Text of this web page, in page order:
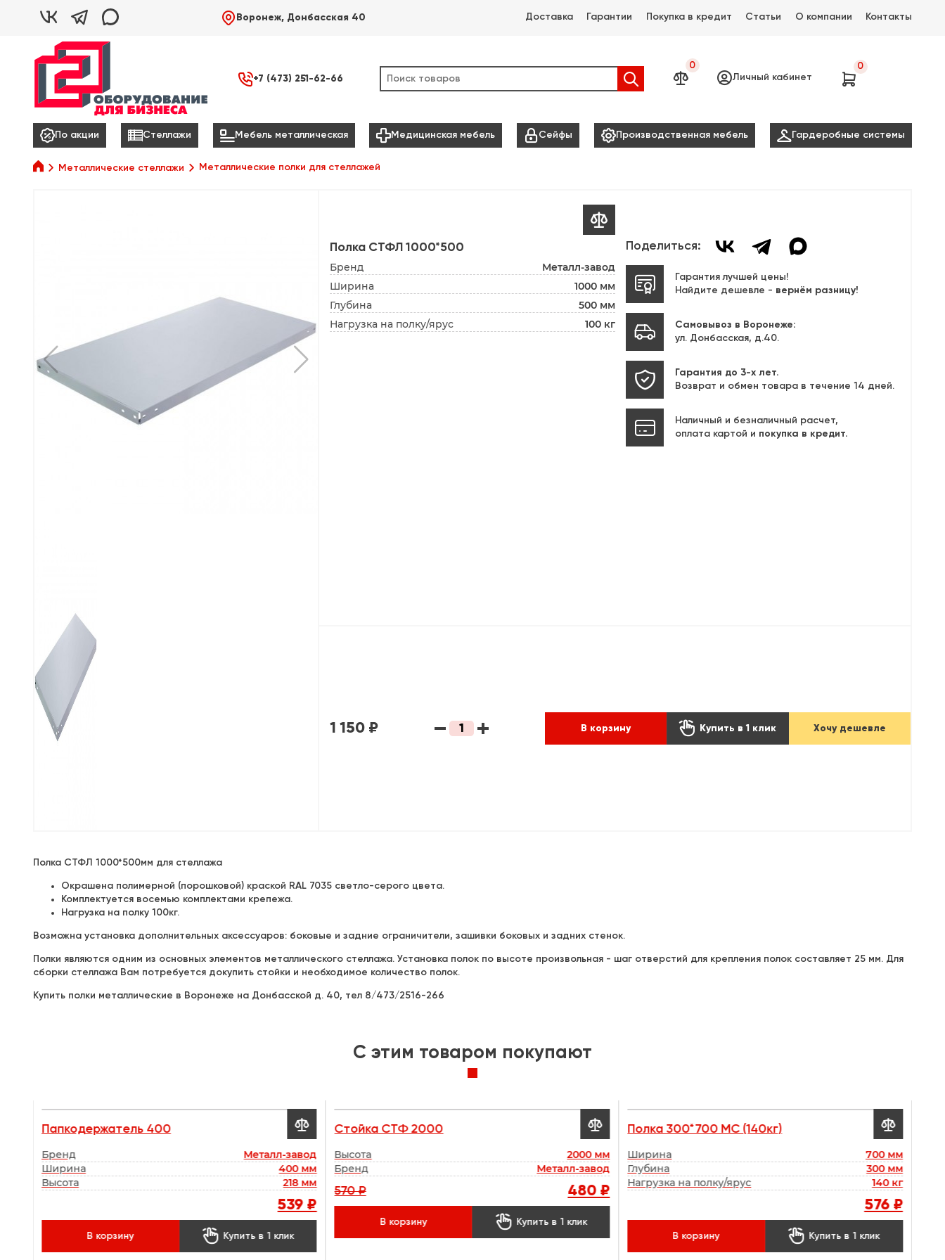
   Воронеж, Донбасская 40 Доставка Гарантии Покупка в кредит Статьи О компании Контакты
+7 (473) 251-62-66  
0
Личный кабинет 
0
По акции Стеллажи Мебель металлическая Медицинская мебель Сейфы Производственная мебель  Гардеробные системы
 Металлические стеллажи Металлические полки для стеллажей

Полка СТФЛ 1000*500
Бренд
Металл-завод
Ширина
1000 мм
Глубина
500 мм
Нагрузка на полку/ярус
100 кг
1 150 ₽ В корзину  Купить в 1 клик Хочу дешевле
Поделиться:
Гарантия лучшей цены!
Найдите дешевле - вернём разницу!
Самовывоз в Воронеже:
ул. Донбасская, д.40.
Гарантия до 3-х лет.
Возврат и обмен товара в течение 14 дней.
Наличный и безналичный расчет,
оплата картой и покупка в кредит.
Полка СТФЛ 1000*500мм для стеллажа
Окрашена полимерной (порошковой) краской RAL 7035 светло-серого цвета.
Комплектуется восемью комплектами крепежа.
Нагрузка на полку 100кг.
Возможна установка дополнительных аксессуаров: боковые и задние ограничители, зашивки боковых и задних стенок.
Полки являются одним из основных элементов металлического стеллажа. Установка полок по высоте произвольная - шаг отверстий для крепления полок составляет 25 мм. Для
сборки стеллажа Вам потребуется докупить стойки и необходимое количество полок.
Купить полки металлические в Воронеже на Донбасской д. 40, тел 8/473/2516-266
C этим товаром покупают
Папкодержатель 400
Бренд
Металл-завод
Ширина
400 мм
Высота
218 мм
539 ₽
В корзину  Купить в 1 клик
 Стойка СТФ 2000
Высота
2000 мм
Бренд
Металл-завод
570 ₽
480 ₽
В корзину  Купить в 1 клик
 Полка 300*700 МС (140кг)
Ширина
700 мм
Глубина
300 мм
Нагрузка на полку/ярус
140 кг
576 ₽
В корзину  Купить в 1 клик
